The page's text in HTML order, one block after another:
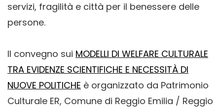
servizi, fragilità e città per il benessere delle
persone.
Il convegno sui MODELLI DI WELFARE CULTURALE
TRA EVIDENZE SCIENTIFICHE E NECESSITÀ DI
NUOVE POLITICHE è organizzato da Patrimonio
Culturale ER, Comune di Reggio Emilia / Reggio